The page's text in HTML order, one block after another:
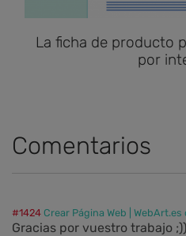
La ficha de producto
por
Comentarios
#1424 Crear Página Web | WebArt.es
Gracias por vuestro trabajo ;))